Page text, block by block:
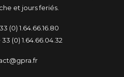
et jours feriés.
(0) 1.64.66.16.80
33 (0) 1.64.66.04.32